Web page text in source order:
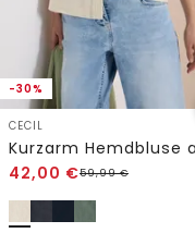
-30%
CECIL
42,00 €59,99€